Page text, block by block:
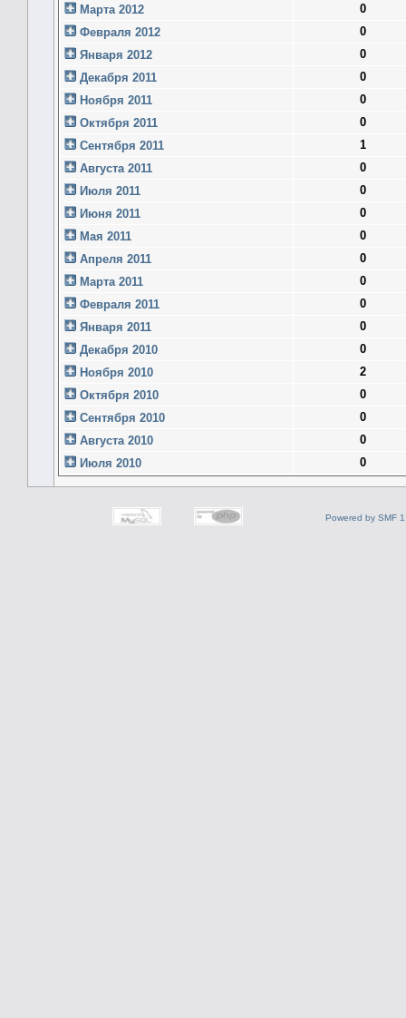
Марта 2012
0
Февраля 2012
0
Января 2012
0
Декабря 2011
0
Ноября 2011
0
Октября 2011
0
Сентября 2011
1
Августа 2011
0
Июля 2011
0
Июня 2011
0
Мая 2011
0
Апреля 2011
0
Марта 2011
0
Февраля 2011
0
Января 2011
0
Декабря 2010
0
Ноября 2010
2
Октября 2010
0
Сентября 2010
0
Августа 2010
0
Июля 2010
0
Powered by SMF